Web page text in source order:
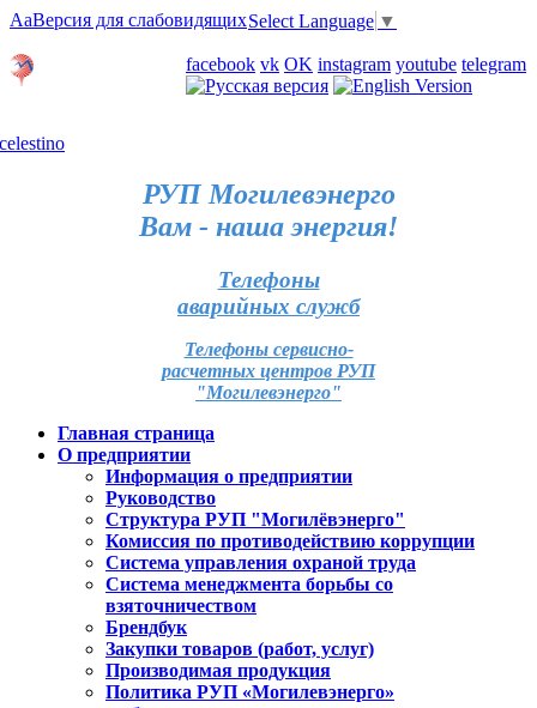
AaВерсия для слабовидящихSelect Language ▼
facebook vk OK instagram youtube telegram
РУП Могилевэнерго
Вам - наша энергия!
Телефоны
аварийных служб
Телефоны сервисно-
расчетных центров РУП
"Могилевэнерго"
Главная страница
О предприятии
Информация о предприятии
Руководство
Структура РУП "Могилёвэнерго"
Комиссия по противодействию коррупции
Система управления охраной труда
Система менеджмента борьбы со
взяточничеством
Брендбук
Закупки товаров (работ, услуг)
Производимая продукция
Политика РУП «Могилевэнерго»